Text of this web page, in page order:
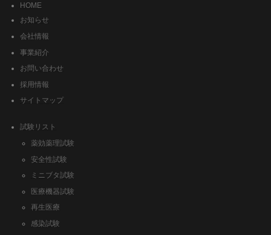
HOME
お知らせ
会社情報
事業紹介
お問い合わせ
採用情報
サイトマップ
試験リスト
薬効薬理試験
安全性試験
ミニブタ試験
医療機器試験
再生医療
感染試験